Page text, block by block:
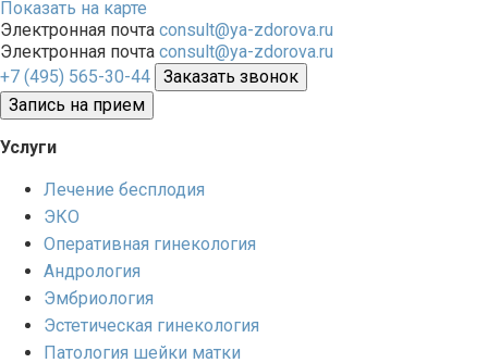
Показать на карте
Электронная почта consult@ya-zdorova.ru
Электронная почта consult@ya-zdorova.ru
+7 (495) 565-30-44
Заказать звонок
Запись на прием
Услуги
Лечение бесплодия
ЭКО
Оперативная гинекология
Андрология
Эмбриология
Эстетическая гинекология
Патология шейки матки